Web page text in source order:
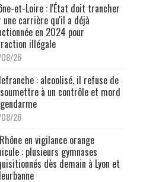
et-Loire : l'État doit trancher
une carrière qu'il a déjà
en 2024 pour
illégale
26
: alcoolisé, il refuse de
à un contrôle et mord
26
en vigilance orange
: plusieurs gymnases
dès demain à Lyon et